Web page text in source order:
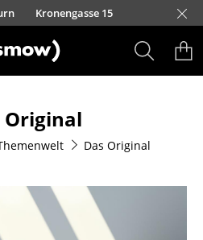
Kronengasse 15
Original
Das Original